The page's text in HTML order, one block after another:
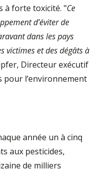
à forte toxicité. "Ce
d’éviter de
dans les pays
victimes et des dégâts à
Directeur exécutif
pour l’environnement
année un à cinq
aux pesticides,
de milliers